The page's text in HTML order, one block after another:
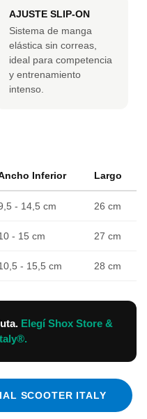
AJUSTE SLIP-ON
Sistema de manga
elástica sin correas,
ideal para competencia
y entrenamiento
intenso.
Inferior Largo
- 14,5 cm 26 cm
- 15 cm 27 cm
- 15,5 cm 28 cm
Elegí Shox Store &
SCOOTER ITALY